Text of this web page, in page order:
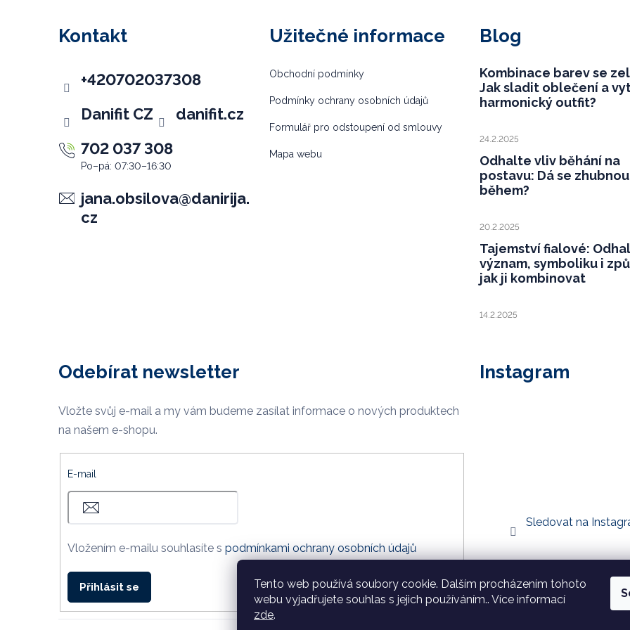
Tento web používá soubory cookie. Dalším procházením tohoto
webu vyjadřujete souhlas s jejich používáním.. Více informací
zde.
Kontakt
jana.obsilova@danirija.
cz
702 037 308
Danifit CZ danifit.cz
+420702037308
Užitečné informace
Obchodní podmínky
Podmínky ochrany osobních údajů
Formulář pro odstoupení od smlouvy
Mapa webu
Blog
Kombinace barev se
Jak sladit oblečení a
harmonický outfit?
24.2.2025
Odhalte vliv běhání na
postavu: Dá se
během?
20.2.2025
Tajemství fialové:
význam, symboliku i
jak ji kombinovat
14.2.2025
Odebírat newsletter
Vložte svůj e-mail a my vám budeme zasílat informace o nových produktech
na našem e-shopu.
E-mail
Vložením e-mailu souhlasíte s podmínkami ochrany osobních údajů
Přihlásit se
Instagram
Sledovat na